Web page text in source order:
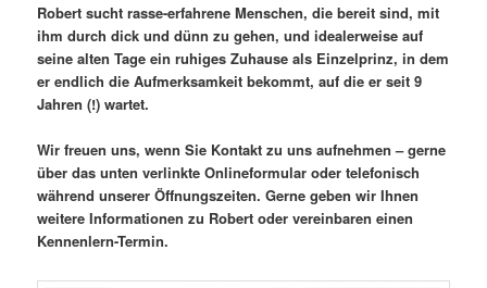
Robert sucht rasse-erfahrene Menschen, die bereit sind, mit
ihm durch dick und dünn zu gehen, und idealerweise auf
seine alten Tage ein ruhiges Zuhause als Einzelprinz, in dem
er endlich die Aufmerksamkeit bekommt, auf die er seit 9
Jahren (!) wartet.
Wir freuen uns, wenn Sie Kontakt zu uns aufnehmen – gerne
über das unten verlinkte Onlineformular oder telefonisch
während unserer Öffnungszeiten. Gerne geben wir Ihnen
weitere Informationen zu Robert oder vereinbaren einen
Kennenlern-Termin.